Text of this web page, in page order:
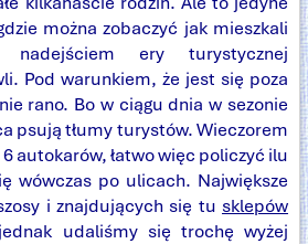
można zobaczyć jak mieszkali
ery turystycznej
Pod warunkiem, że jest się poza
rano. Bo w ciągu dnia w sezonie
psują tłumy turystów. Wieczorem
autokarów, łatwo więc policzyć ilu
wówczas po ulicach. Największe
i znajdujących się tu sklepów
udaliśmy się trochę wyżej